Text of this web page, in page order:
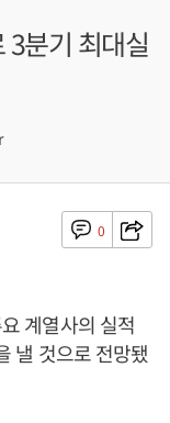
3분기 최대실
0
계열사의 실적
낼 것으로 전망됐